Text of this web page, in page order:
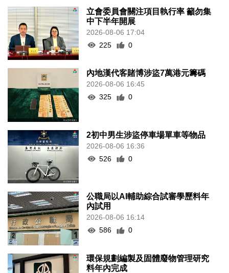
立會委員會關注項目執行率 籲勿集
中下半年開展
2026-08-06 17:04
225
0
內地漢代客賭博涉盜7萬港元籌碼
2026-08-06 16:45
325
0
2初中男生涉盜停車場單車等物品
2026-08-06 16:36
526
0
公職局以AI輔助綜合試審學歷料年
內試用
2026-08-06 16:14
586
0
環保規劃編製及固體廢物管理研究
料年內完成